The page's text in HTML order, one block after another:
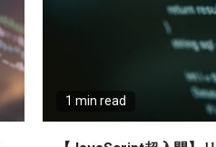
1 min read